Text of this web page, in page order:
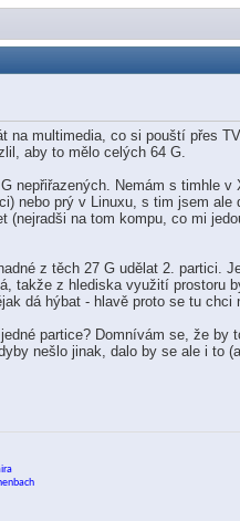
multimedia, co si pouští přes
aby to mělo celých 64 G.
nepřiřazených. Nemám s timhle
nebo prý v Linuxu, s tim jsem
na tom kompu, co mi
z těch 27 G udělat 2. partici.
takže z hlediska využití
dá hýbat - hlavě proto se tu chci
partice? Domnívám se, že
nešlo jinak, dalo by se ale i to